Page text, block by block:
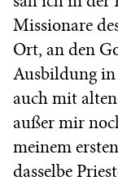
Missionare
Ort, an den
Ausbildung in
auch mit
außer mir
meinem
dasselbe